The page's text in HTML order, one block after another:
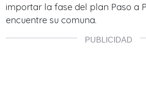
importar la fase del plan Paso a
encuentre su comuna.